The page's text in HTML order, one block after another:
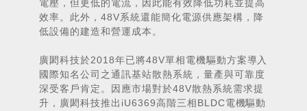
電壓，但更低的電流，因此能有效降低功耗並提高
效率。此外，48V系統還能簡化電源供應架構，降
低設備的建造和營運成本。
廣閎科技於2018年已將48V單相電機驅動方案導入
國際知名公司之通訊基站散熱系統，量產與可靠度
深受客戶肯定。因應市場對於48V散熱系統需求提
升，廣閎科技推出 iU6369高階三相BLDC電機驅動